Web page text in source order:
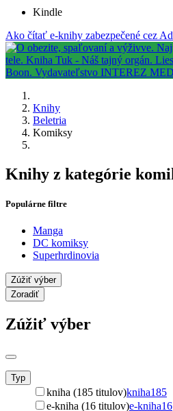
Kindle
Ako čítať e-knihy zabezpečené cez
Knihy
Beletria
Komiksy
Knihy z kategórie
Populárne filtre
Manga
DC komiksy
Superhrdinovia
Zúžiť výber
Zoradiť
Zúžiť výber
Typ
kniha (185 titulov)kniha185
e-kniha (16 titulov)e-kniha16